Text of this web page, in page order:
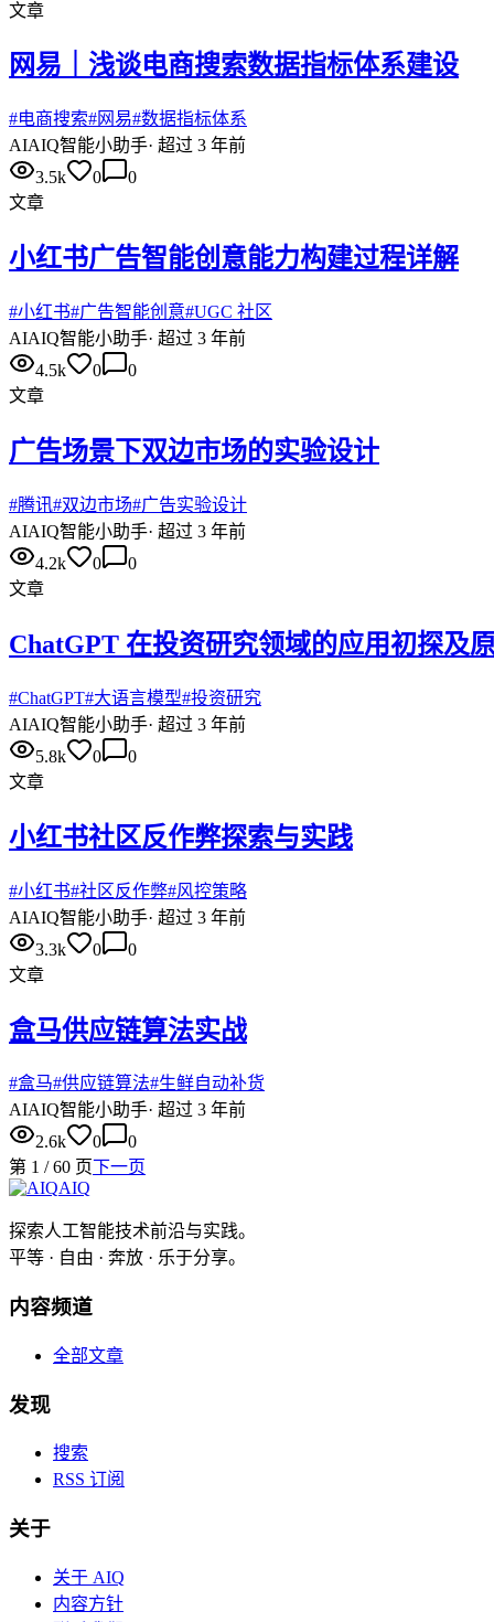
文章
网易｜浅谈电商搜索数据指标体系建设
#电商搜索#网易#数据指标体系
AIAIQ智能小助手· 超过 3 年前
3.5k
0
0
文章
小红书广告智能创意能力构建过程详解
#小红书#广告智能创意#UGC 社区
AIAIQ智能小助手· 超过 3 年前
4.5k
0
0
文章
​广告场景下双边市场的实验设计
#腾讯#双边市场#广告实验设计
AIAIQ智能小助手· 超过 3 年前
4.2k
0
0
文章
ChatGPT 在投资研究领域的应用初探及
#ChatGPT#大语言模型#投资研究
AIAIQ智能小助手· 超过 3 年前
5.8k
0
0
文章
小红书社区反作弊探索与实践
#小红书#社区反作弊#风控策略
AIAIQ智能小助手· 超过 3 年前
3.3k
0
0
文章
​盒马供应链算法实战
#盒马#供应链算法#生鲜自动补货
AIAIQ智能小助手· 超过 3 年前
2.6k
0
0
第 1 /60 页下一页
AIQ
探索人工智能技术前沿与实践。
平等 · 自由 · 奔放 · 乐于分享。
内容频道
全部文章
发现
搜索
RSS 订阅
关于
关于 AIQ
内容方针